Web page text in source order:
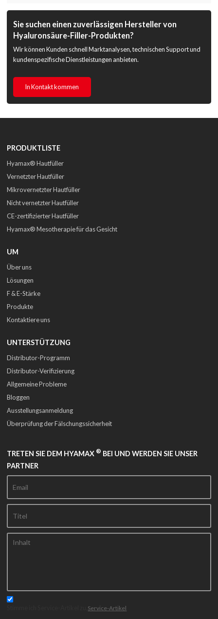
Sie suchen einen zuverlässigen Hersteller von
Hyaluronsäure-Filler-Produkten?
Wir können Kunden schnell Marktanalysen, technischen Support und
kundenspezifische Dienstleistungen anbieten.
In Kontakt kommen
PRODUKTLISTE
Hyamax® Hautfüller
Vernetzter Hautfüller
Mikrovernetzter Hautfüller
Nicht vernetzter Hautfüller
CE-zertifizierter Hautfüller
Hyamax® Mesotherapie für das Gesicht
UM
Über uns
Lösungen
F & E-Stärke
Produkte
Kontaktiere uns
UNTERSTÜTZUNG
Distributor-Programm
Distributor-Verifizierung
Allgemeine Probleme
Bloggen
Ausstellungsanmeldung
Überprüfung der Fälschungssicherheit
TRETEN SIE DEM HYAMAX ® BEI UND WERDEN SIE UNSER
PARTNER
Service-Artikel